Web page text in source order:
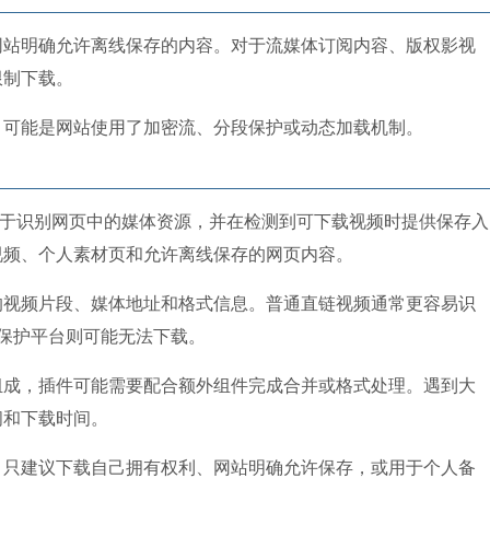
明确允许离线保存的内容。对于流媒体订阅内容、版权影视
下载。
能是网站使用了加密流、分段保护或动态加载机制。
识别网页中的媒体资源，并在检测到可下载视频时提供保存入
、个人素材页和允许离线保存的网页内容。
频片段、媒体地址和格式信息。普通直链视频通常更容易识
护平台则可能无法下载。
，插件可能需要配合额外组件完成合并或格式处理。遇到大
下载时间。
建议下载自己拥有权利、网站明确允许保存，或用于个人备